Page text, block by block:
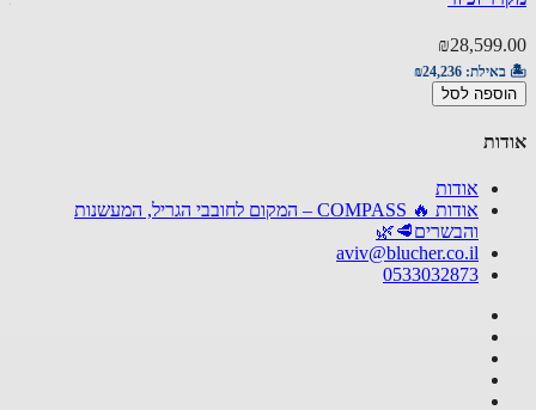
₪24,236
לסל
אודות
אודות 🔥 COMPASS – המקום לחובבי הגריל, המעשנות
והבשרים🥩🌿
aviv@blucher.co.il
0533032873